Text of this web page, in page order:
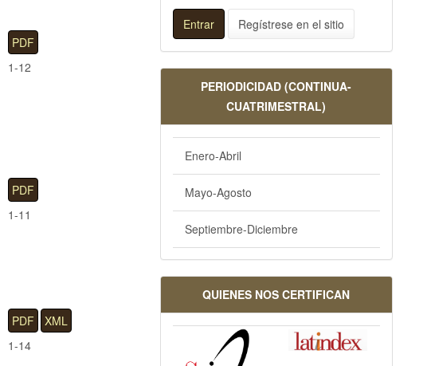
PDF
1-12
PDF
1-11
PDF
XML
1-14
Entrar Regístrese en el sitio
PERIODICIDAD (CONTINUA-
CUATRIMESTRAL)
Enero-Abril
Mayo-Agosto
Septiembre-Diciembre
QUIENES NOS CERTIFICAN